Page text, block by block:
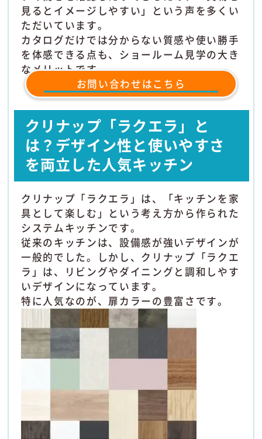
見るとイメージしやすい」という声を多くい
ただいています。
カタログだけでは分からない質感や使い勝手
を体感できる点も、ショールーム見学の大き
なメリットです。
お問い合わせはこちら
クリナップ「ラクエラ」と
は？デザイン性と使いやすさ
を両立した人気キッチン
クリナップ「ラクエラ」は、「キッチンを家
具として楽しむ」という考え方から作られた
システムキッチンです。
従来のキッチンは、設備感が強いデザインが
一般的でした。しかし、クリナップ「ラクエ
ラ」は、リビングやダイニングと調和しやす
いデザインになっています。
特に人気なのが、扉カラーの豊富さです。